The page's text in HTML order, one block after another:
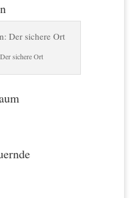
sichere Ort